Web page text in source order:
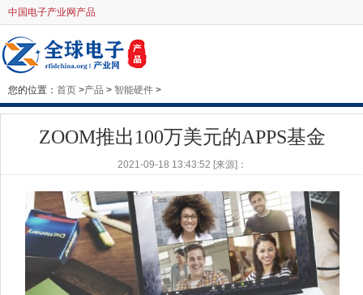
中国电子产业网产品
您的位置： 首页 >产品 > 智能硬件 >
ZOOM推出100万美元的APPS基金
2021-09-18 13:43:52 [来源]：